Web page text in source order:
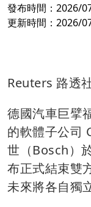
發布時間：2026/
更新時間：2026/
Reuters 路透
德國汽車巨擘
的軟體子公司
世（Bosch）
布正式結束雙
未來將各自獨